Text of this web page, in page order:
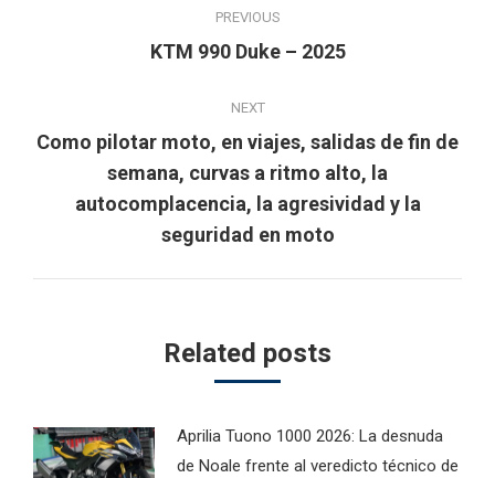
navigation
PREVIOUS
Previous
KTM 990 Duke – 2025
NEXT
Next
post:
Como pilotar moto, en viajes, salidas de fin de
semana, curvas a ritmo alto, la
autocomplacencia, la agresividad y la
seguridad en moto
Related posts
Aprilia Tuono 1000 2026: La desnuda
de Noale frente al veredicto técnico de